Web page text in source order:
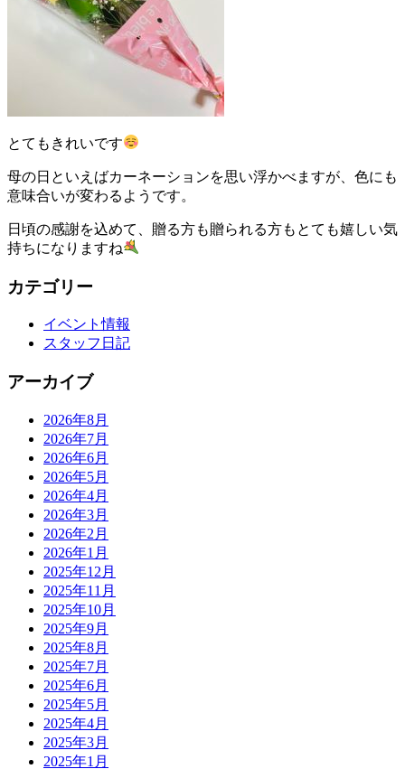
とてもきれいです
母の日といえばカーネーションを思い浮かべますが、色にも
意味合いが変わるようです。
日頃の感謝を込めて、贈る方も贈られる方もとても嬉しい気
持ちになりますね
カテゴリー
イベント情報
スタッフ日記
アーカイブ
2026年8月
2026年7月
2026年6月
2026年5月
2026年4月
2026年3月
2026年2月
2026年1月
2025年12月
2025年11月
2025年10月
2025年9月
2025年8月
2025年7月
2025年6月
2025年5月
2025年4月
2025年3月
2025年1月